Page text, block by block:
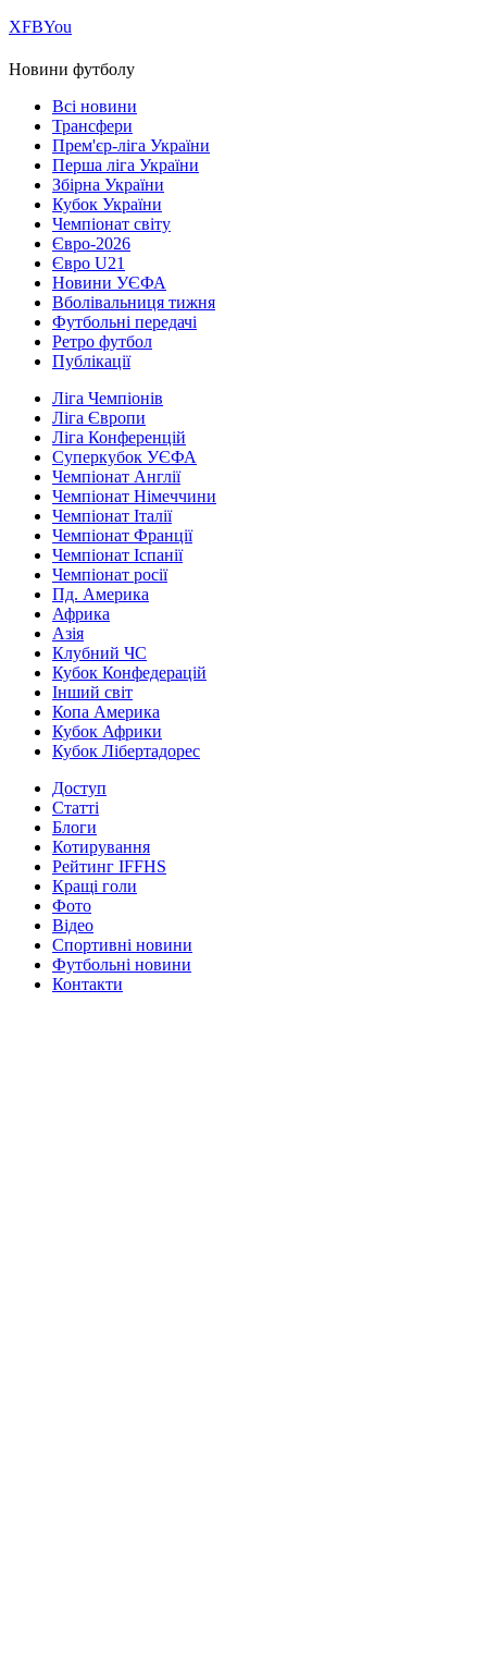
ХFBYou
Новини футболу
Всі новини
Трансфери
Прем'єр-ліга України
Перша ліга України
Збірна України
Кубок України
Чемпіонат світу
Євро-2026
Євро U21
Новини УЄФА
Вболівальниця тижня
Футбольні передачі
Ретро футбол
Публікації
Ліга Чемпіонів
Ліга Європи
Ліга Конференцій
Суперкубок УЄФА
Чемпіонат Англії
Чемпіонат Німеччини
Чемпіонат Італії
Чемпіонат Франції
Чемпіонат Іспанії
Чемпіонат росії
Пд. Америка
Африка
Азія
Клубний ЧС
Кубок Конфедерацій
Інший світ
Копа Америка
Кубок Африки
Кубок Лібертадорес
Доступ
Статті
Блоги
Котирування
Рейтинг IFFHS
Кращі голи
Фото
Відео
Спортивні новини
Футбольні новини
Контакти